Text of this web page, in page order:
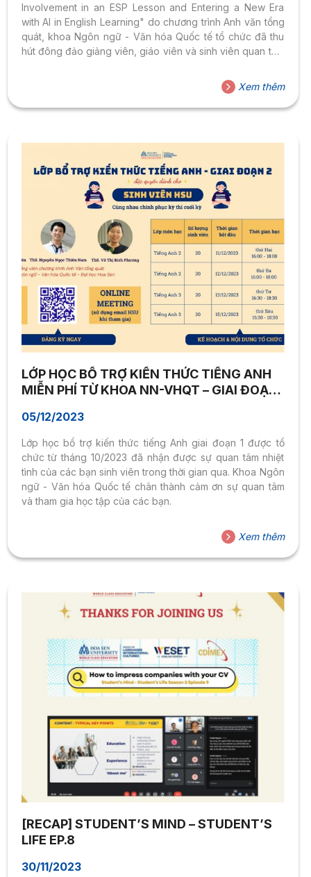
Involvement in an ESP Lesson and Entering a New Era
with AI in English Learning" do chương trình Anh văn tổng
quát, khoa Ngôn ngữ - Văn hóa Quốc tế tổ chức đã thu
hút đông đảo giảng viên, giáo viên và sinh viên quan tâm
với phần trình bày về phương pháp giảng dạy và cách
khuyến khích sự tham gia tích cực của người học trong
các bài học tiếng Anh chuyên ngành của thạc sĩ Nguyễn
việc giảng dạy và truyền thông số.
Xem thêm
LỚP HỌC BỔ TRỢ KIẾN THỨC TIẾNG ANH
MIỄN PHÍ TỪ KHOA NN-VHQT – GIAI ĐOẠN
05/12/2023
Lớp học bổ trợ kiến thức tiếng Anh giai đoạn 1 được tổ
chức từ tháng 10/2023 đã nhận được sự quan tâm nhiệt
tình của các bạn sinh viên trong thời gian qua. Khoa Ngôn
ngữ - Văn hóa Quốc tế chân thành cảm ơn sự quan tâm
và tham gia học tập của các bạn.
Xem thêm
[RECAP] STUDENT’S MIND – STUDENT’S
LIFE EP.8
30/11/2023